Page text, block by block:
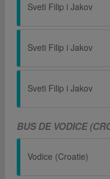
Sveti Filip i Jakov
Sveti Filip i Jakov
Sveti Filip i Jakov
BUS DE VODICE
Vodice (Croatie)